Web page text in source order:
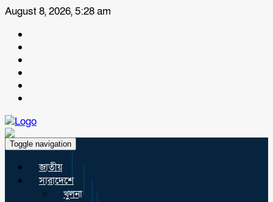
August 8, 2026, 5:28 am
Toggle navigation
জাতীয়
সারাদেশে
খুলনা